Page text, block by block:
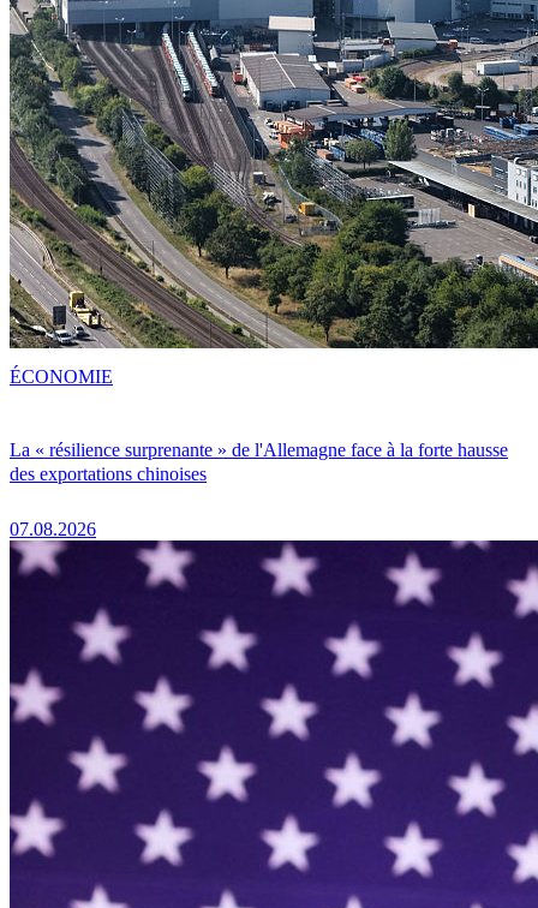
La « résilience surprenante » de l'Allemagne face à la forte hausse
des exportations chinoises
07.08.2026
ÉCONOMIE